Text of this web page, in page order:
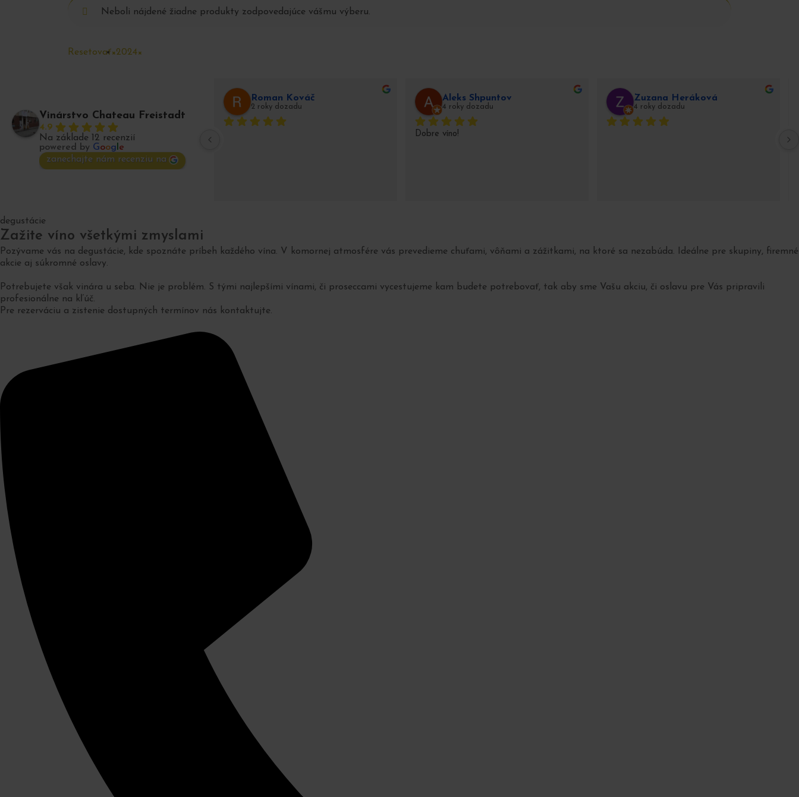
Neboli nájdené žiadne produkty zodpovedajúce vášmu výberu.
Resetovať×2024×
Vinárstvo Chateau Freistadt
4.9
Na základe 12 recenzií
powered by Goog e
zanechajte nám recenziu na
Roman Kováč
2 roky dozadu
Aleks Shpuntov
4 roky dozadu
Dobre víno!
Zuzana Heráková
4 roky dozadu
degustácie
Zažite víno všetkými zmyslami
Pozývame vás na degustácie, kde spoznáte príbeh každého vína. V komornej atmosfére vás prevedieme chuťami, vôňami a zážitkami, na ktoré sa nezabúda. Ideálne pre skupiny, firemné
akcie aj súkromné oslavy.
Potrebujete však vinára u seba. Nie je problém. S tými najlepšími vínami, či proseccami vycestujeme kam budete potrebovať, tak aby sme Vašu akciu, či oslavu pre Vás pripravili
profesionálne na kľúč.
Pre rezerváciu a zistenie dostupných termínov nás kontaktujte.